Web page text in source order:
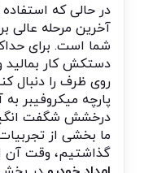
در حالی که
آخرین مرحله عالی
شما است. برای
دستکش کار بمالید
روی ظرف را دنبال
پارچه میکروفیبر
درخشش شگفت
ما بخشی از
گذاشتیم، وقت آن